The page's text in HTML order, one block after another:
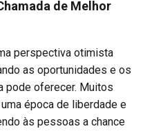
de Melhor
perspectiva otimista
as oportunidades e os
pode oferecer. Muitos
época de liberdade e
às pessoas a chance